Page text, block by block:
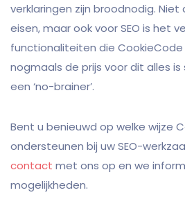
verklaringen zijn broodnodig. Niet
eisen, maar ook voor SEO is het
functionaliteiten die CookieCode
nogmaals de prijs voor dit alles is
een ‘no-brainer’.
Bent u benieuwd op welke wijze
ondersteunen bij uw SEO-
contact met ons op en we
mogelijkheden.